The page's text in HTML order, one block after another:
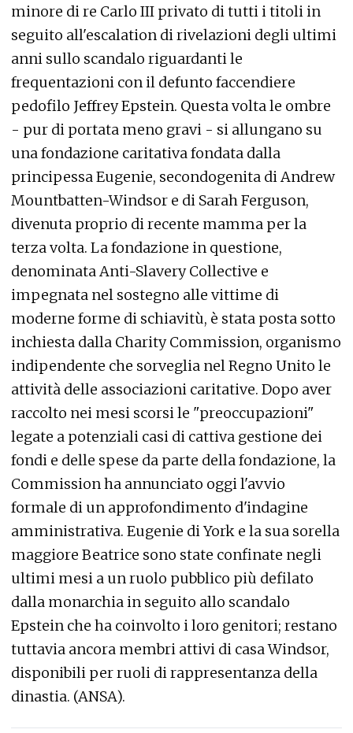
minore di re Carlo III privato di tutti i titoli in
seguito all'escalation di rivelazioni degli ultimi
anni sullo scandalo riguardanti le
frequentazioni con il defunto faccendiere
pedofilo Jeffrey Epstein. Questa volta le ombre
- pur di portata meno gravi - si allungano su
una fondazione caritativa fondata dalla
principessa Eugenie, secondogenita di Andrew
Mountbatten-Windsor e di Sarah Ferguson,
divenuta proprio di recente mamma per la
terza volta. La fondazione in questione,
denominata Anti-Slavery Collective e
impegnata nel sostegno alle vittime di
moderne forme di schiavitù, è stata posta sotto
inchiesta dalla Charity Commission, organismo
indipendente che sorveglia nel Regno Unito le
attività delle associazioni caritative. Dopo aver
raccolto nei mesi scorsi le "preoccupazioni"
legate a potenziali casi di cattiva gestione dei
fondi e delle spese da parte della fondazione, la
Commission ha annunciato oggi l'avvio
formale di un approfondimento d'indagine
amministrativa. Eugenie di York e la sua sorella
maggiore Beatrice sono state confinate negli
ultimi mesi a un ruolo pubblico più defilato
dalla monarchia in seguito allo scandalo
Epstein che ha coinvolto i loro genitori; restano
tuttavia ancora membri attivi di casa Windsor,
disponibili per ruoli di rappresentanza della
dinastia. (ANSA).